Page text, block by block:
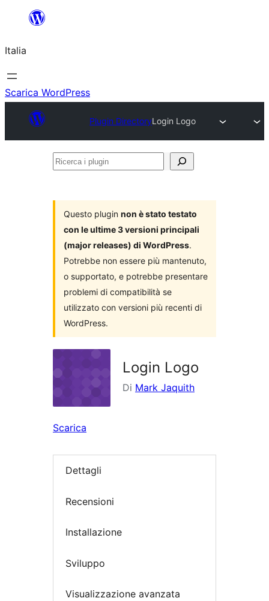
contenuto
Italia
Scarica WordPress
Plugin DirectoryLogin Logo
Ricerca
Questo plugin non è stato testato
con le ultime 3 versioni principali
(major releases) di WordPress.
Potrebbe non essere più mantenuto,
o supportato, e potrebbe presentare
problemi di compatibilità se
utilizzato con versioni più recenti di
WordPress.
Login Logo
Di Mark Jaquith
Scarica
Dettagli
Recensioni
Installazione
Sviluppo
Visualizzazione avanzata